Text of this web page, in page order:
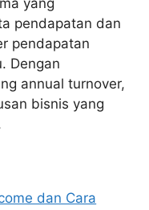
pendapatan dan
pendapatan
Dengan
annual turnover,
bisnis yang
dan Cara